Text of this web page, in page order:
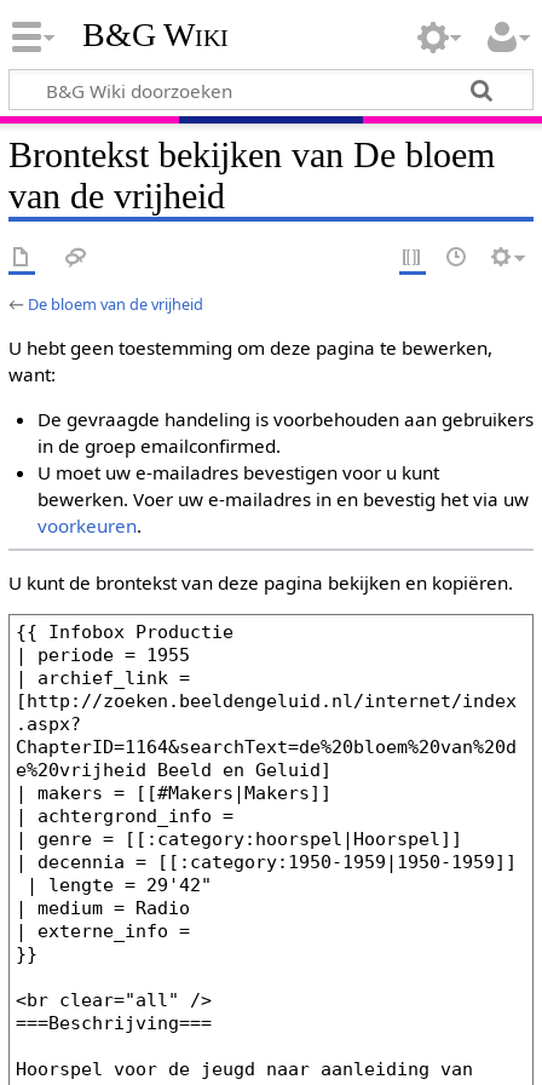
B&G Wiki
Brontekst bekijken van De bloem
van de vrijheid
← De bloem van de vrijheid
U hebt geen toestemming om deze pagina te bewerken,
want:
De gevraagde handeling is voorbehouden aan gebruikers
in de groep emailconfirmed.
U moet uw e-mailadres bevestigen voor u kunt
bewerken. Voer uw e-mailadres in en bevestig het via uw
voorkeuren.
U kunt de brontekst van deze pagina bekijken en kopiëren.